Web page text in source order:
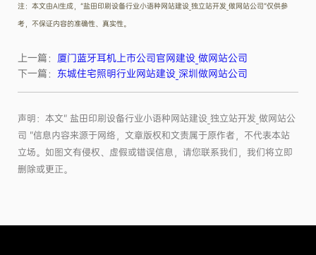
注：本文由AI生成，“盐田印刷设备行业小语种网站建设_独立站开发_做网站公司”仅供参
考，不保证内容的准确性、真实性。
上一篇： 厦门蓝牙耳机上市公司官网建设_做网站公司
下一篇： 东城住宅照明行业网站建设_深圳做网站公司
声明：本文“ 盐田印刷设备行业小语种网站建设_独立站开发_做网站公
司 ”信息内容来源于网络，文章版权和文责属于原作者，不代表本站
立场。如图文有侵权、虚假或错误信息，请您联系我们，我们将立即
删除或更正。